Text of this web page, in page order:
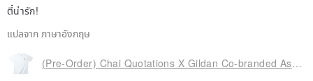
ตี๋น่ารัก!
แปลจาก ภาษาอังกฤษ
(Pre-Order) Chai Quotations X Gildan Co-branded Asian Standard Combed Thick Neutral T-Shirt ~ Zhen Milk